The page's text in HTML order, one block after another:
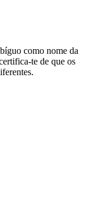
como nome da
te de que os